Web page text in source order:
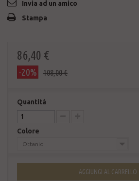
Invia ad un amico
Stampa
86,40 €
-20% 108,00 €
Quantità
Colore
Ottanio
AGGIUNGI AL CARRELLO